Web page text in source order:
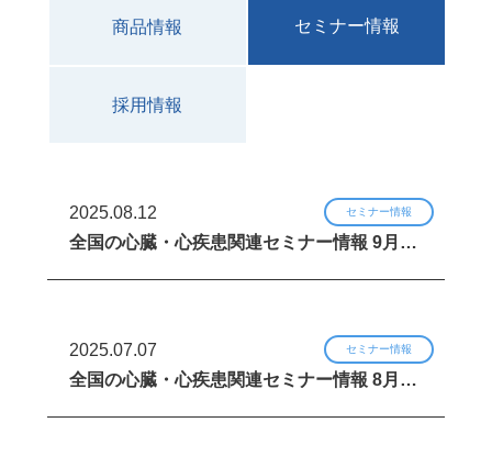
商品情報 セミナー情報
採用情報
2025.08.12 セミナー情報
全国の心臓・心疾患関連セミナー情報 9月…
2025.07.07 セミナー情報
全国の心臓・心疾患関連セミナー情報 8月…